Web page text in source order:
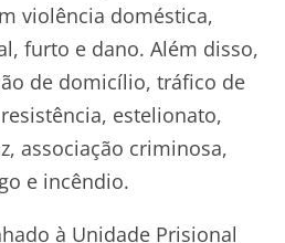
violência doméstica,
furto e dano. Além disso,
de domicílio, tráfico de
estelionato,
associação criminosa,
e incêndio.
à Unidade Prisional